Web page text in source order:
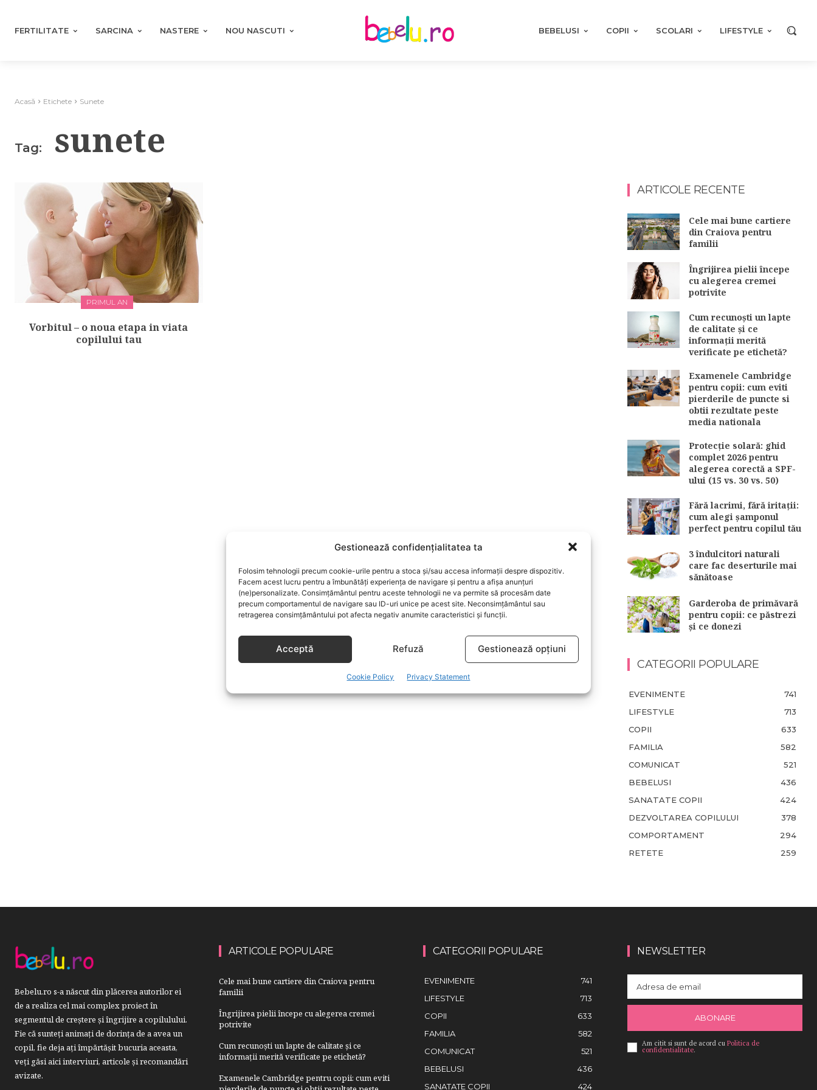
Gestionează confidențialitatea ta
Folosim tehnologii precum cookie-urile pentru a stoca și/sau accesa informații despre dispozitiv.
Facem acest lucru pentru a îmbunătăți experiența de navigare și pentru a afișa anunțuri
(ne)personalizate. Consimțământul pentru aceste tehnologii ne va permite să procesăm date
precum comportamentul de navigare sau ID-uri unice pe acest site. Neconsimțământul sau
retragerea consimțământului pot afecta negativ anumite caracteristici și funcții.
Acceptă Refuză Gestionează opțiuni
Cookie Policy Privacy Statement
FERTILITATE SARCINA NASTERE NOU NASCUTI BEBELUSI COPII SCOLARI LIFESTYLE
Acasă Etichete Sunete
Tag: sunete
PRIMUL AN
Vorbitul – o noua etapa in viata
copilului tau
ARTICOLE RECENTE
Cele mai bune cartiere
din Craiova pentru
familii
Îngrijirea pielii începe
cu alegerea cremei
potrivite
Cum recunoști un lapte
de calitate și ce
informații merită
verificate pe etichetă?
Examenele Cambridge
pentru copii: cum eviti
pierderile de puncte si
obtii rezultate peste
media nationala
Protecție solară: ghid
complet 2026 pentru
alegerea corectă a SPF-
ului (15 vs. 30 vs. 50)
Fără lacrimi, fără iritații:
cum alegi șamponul
perfect pentru copilul tău
3 îndulcitori naturali
care fac deserturile mai
sănătoase
Garderoba de primăvară
pentru copii: ce păstrezi
și ce donezi
CATEGORII POPULARE
EVENIMENTE
741
LIFESTYLE
713
COPII
633
FAMILIA
582
COMUNICAT
521
BEBELUSI
436
SANATATE COPII
424
DEZVOLTAREA COPILULUI
378
COMPORTAMENT
294
RETETE
259
Bebelu.ro s-a născut din plăcerea autorilor ei
de a realiza cel mai complex proiect în
segmentul de creştere şi îngrijire a copilulului.
Fie că sunteţi animaţi de dorinţa de a avea un
copil, fie deja aţi împărtăşit bucuria aceasta,
veți găsi aici interviuri, articole şi recomandări
avizate.
ARTICOLE POPULARE
Cele mai bune cartiere din Craiova pentru
familii
Îngrijirea pielii începe cu alegerea cremei
potrivite
Cum recunoști un lapte de calitate și ce
informații merită verificate pe etichetă?
Examenele Cambridge pentru copii: cum eviti
CATEGORII POPULARE
EVENIMENTE
741
LIFESTYLE
713
COPII
633
FAMILIA
582
COMUNICAT
521
BEBELUSI
436
SANATATE COPII
424
NEWSLETTER
ABONARE
Am citit si sunt de acord cu Politica de
confidentialitate.